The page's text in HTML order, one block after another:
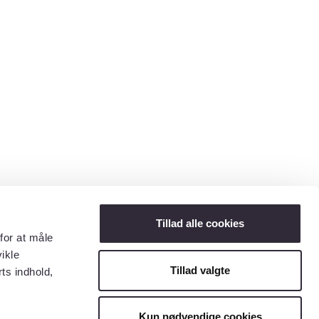
at måle
indhold,
Tillad alle cookies
Tillad valgte
Kun nødvendige cookies